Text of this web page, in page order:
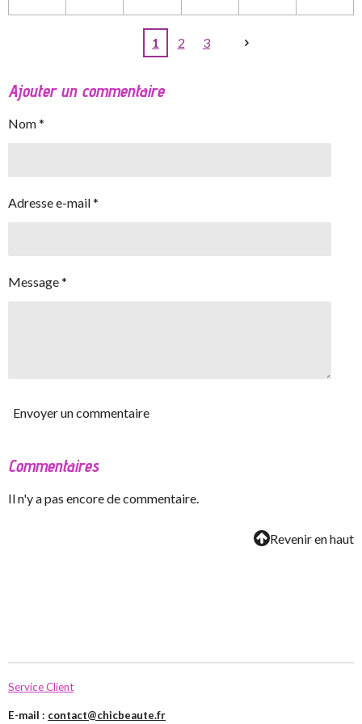
1 2 3
Ajouter un commentaire
Nom *
Adresse e-mail *
Message *
Envoyer un commentaire
Commentaires
Il n'y a pas encore de commentaire.
Revenir en haut
Service Client
E-mail : contact@chicbeaute.fr